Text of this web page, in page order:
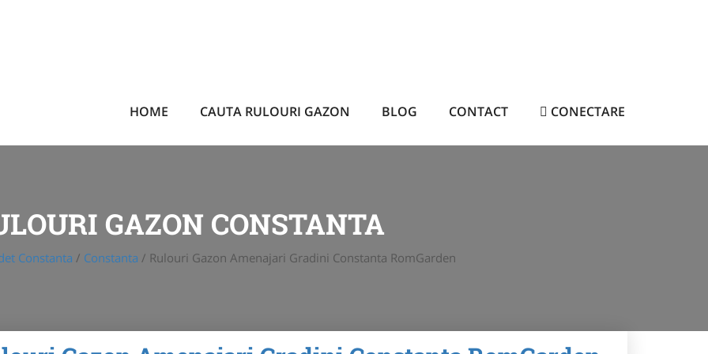
HOME CAUTA RULOURI GAZON BLOG CONTACT CONECTARE
GAZON CONSTANTA
Constanta / Constanta / Rulouri Gazon Amenajari Gradini Constanta RomGarden